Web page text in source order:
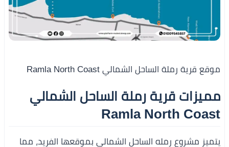
موقع قرية رملة الساحل الشمالي Ramla North Coast
مميزات قرية رملة الساحل الشمالي
Ramla North Coast
يتميز مشروع رمله الساحل الشمالي بموقعها الفريد، مما